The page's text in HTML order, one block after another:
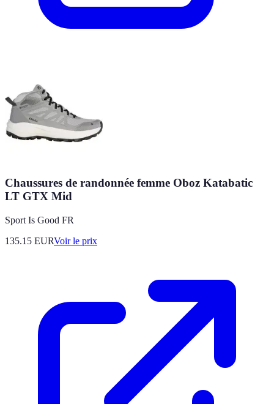
Chaussures de randonnée femme Oboz Katabatic
LT GTX Mid
Sport Is Good FR
135.15 EURVoir le prix